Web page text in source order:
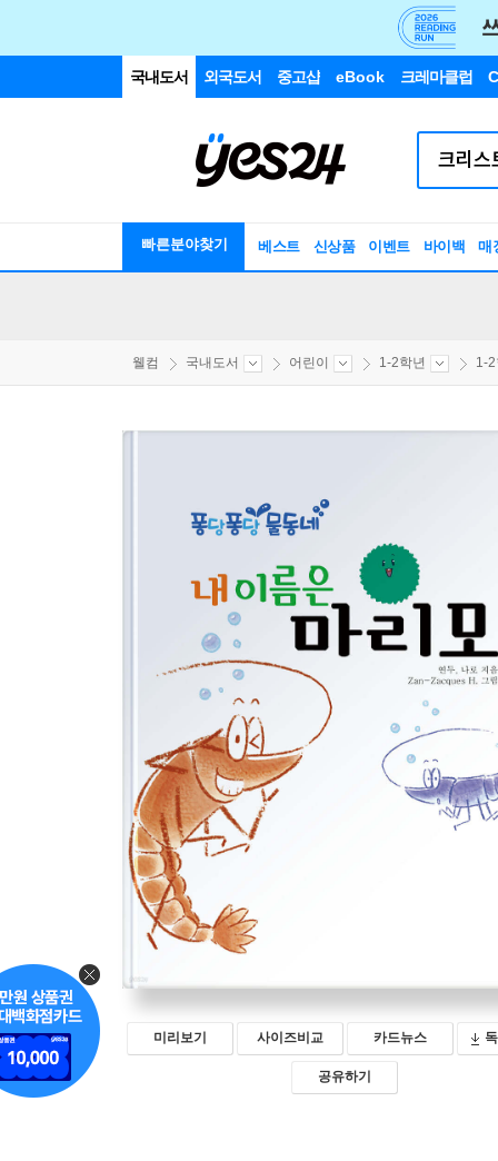
국내도서 외국도서 중고샵 eBook 크레마클럽
빠른분야찾기 베스트 신상품 이벤트 바이백 매
웰컴 국내도서 어린이 1-2학년 1-
미리보기 사이즈비교 카드뉴스
공유하기